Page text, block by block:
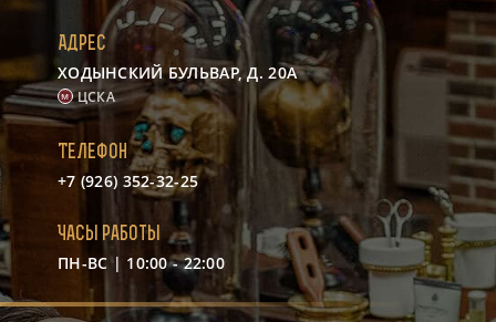
Адрес
ХОДЫНСКИЙ БУЛЬВАР, Д. 20А
ЦСКА
Телефон
+7 (926) 352-32-25
Часы работы
ПН-ВС | 10:00 - 22:00